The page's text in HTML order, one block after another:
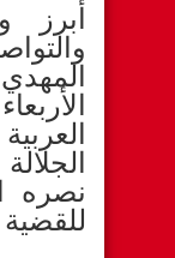
أبرز
نصره